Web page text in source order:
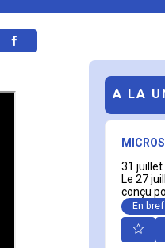
A LA
31 juillet
Le 27
conçu
En bref